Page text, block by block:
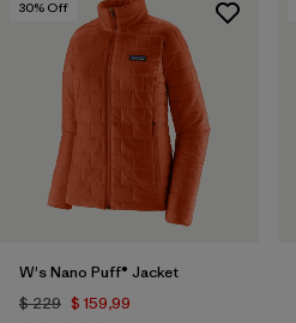
30% Off
W's Nano Puff® Jacket
$ 229 $ 159,99